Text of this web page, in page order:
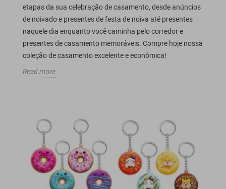
etapas da sua celebração de casamento, desde anúncios
de noivado e presentes de festa de noiva até presentes
naquele dia enquanto você caminha pelo corredor e
presentes de casamento memoráveis. Compre hoje nossa
coleção de casamento excelente e econômica!
Read more